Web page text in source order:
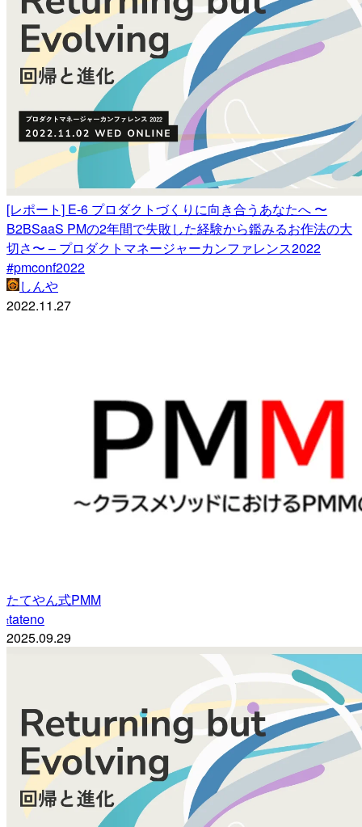
[レポート] E-6 プロダクトづくりに向き合うあなたへ 〜
B2BSaaS PMの2年間で失敗した経験から鑑みるお作法の大
切さ〜 – プロダクトマネージャーカンファレンス2022
#pmconf2022
しんや
2022.11.27
たてやん式PMM
ttateno
2025.09.29